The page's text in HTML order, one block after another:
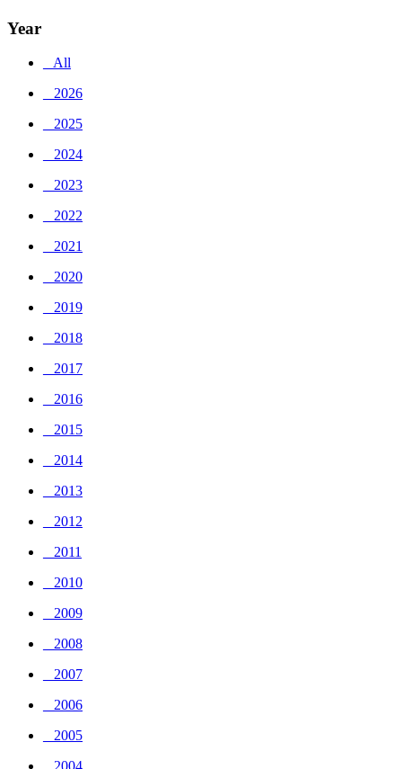
Year
_ All
_ 2026
_ 2025
_ 2024
_ 2023
_ 2022
_ 2021
_ 2020
_ 2019
_ 2018
_ 2017
_ 2016
_ 2015
_ 2014
_ 2013
_ 2012
_ 2011
_ 2010
_ 2009
_ 2008
_ 2007
_ 2006
_ 2005